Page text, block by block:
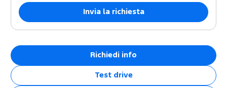
Richiedi info
Test drive